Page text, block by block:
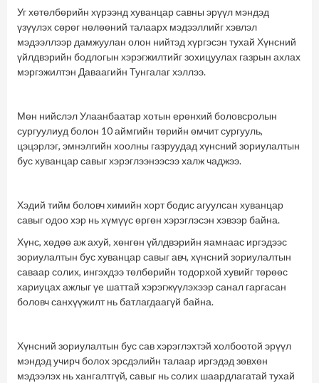
Уг хөтөлбөрийн хүрээнд хуванцар савны эрүүл мэндэд
үзүүлэх сөрөг нөлөөний талаарх мэдээллийг хэвлэл
мэдээллээр дамжуулан олон нийтэд хүргэсэн тухай Хүнсний
үйлдвэрийн бодлогын хэрэгжилтийг зохицуулах газрын ахлах
мэргэжилтэн Даваагийн Тунгалаг хэллээ.
Мөн нийслэл Улаанбаатар хотын ерөнхий боловсролын
сургуулиуд болон 10 аймгийн төрийн өмчит сургууль,
цэцэрлэг, эмнэлгийн хоолны газруудад хүнсний зориулалтын
бус хуванцар савыг хэрэглээнээсээ халж чаджээ.
Хэдий тийм боловч химийн хорт бодис агуулсан хуванцар
савыг одоо хэр нь хүмүүс өргөн хэрэглэсэн хэвээр байна.
Хүнс, хөдөө аж ахуй, хөнгөн үйлдвэрийн яамнаас иргэдээс
зориулалтын бус хуванцар савыг авч, хүнсний зориулалтын
саваар солих, ингэхдээ төлбөрийн тодорхой хувийг төрөөс
хариуцах ажлыг үе шаттай хэрэгжүүлэхээр санал гаргасан
боловч санхүүжилт нь батлагдаагүй байна.
Хүнсний зориулалтын бус сав хэрэглэхтэй холбоотой эрүүл
мэндэд учирч болох эрсдэлийн талаар иргэдэд зөвхөн
мэдээлэх нь хангалтгүй, савыг нь солих шаардлагатай тухай